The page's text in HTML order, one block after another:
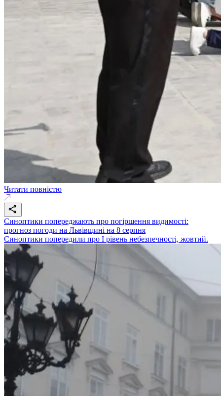
Читати повністю
Синоптики попереджають про погіршення видимості:
прогноз погоди на Львівщині на 8 серпня
Синоптики попередили про І рівень небезпечності, жовтий.